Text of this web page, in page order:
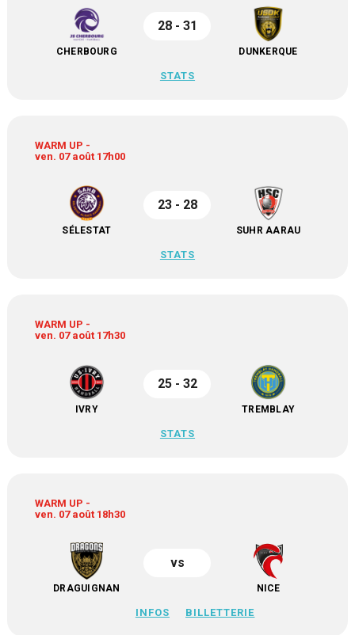
CHERBOURG
28 - 31
DUNKERQUE
STATS
WARM UP -
ven. 07 août 17h00
SÉLESTAT
23 - 28
SUHR AARAU
STATS
WARM UP -
ven. 07 août 17h30
IVRY
25 - 32
TREMBLAY
STATS
WARM UP -
ven. 07 août 18h30
DRAGUIGNAN
vs
NICE
INFOS BILLETTERIE